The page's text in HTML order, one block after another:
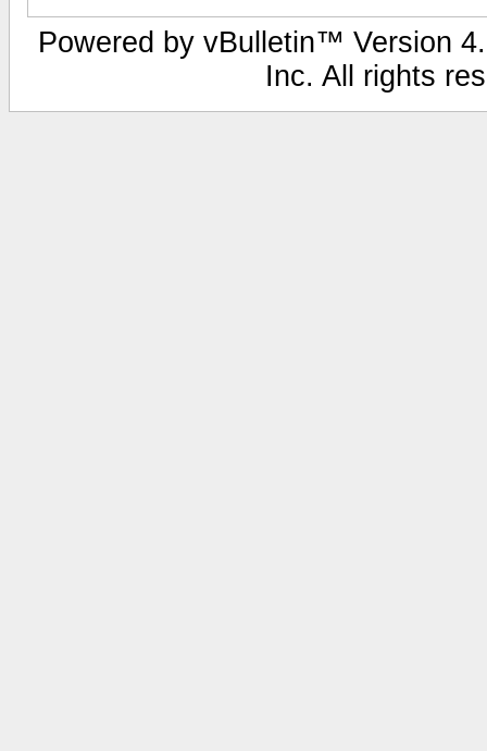
Powered by vBulletin™ Version
Inc. All rights